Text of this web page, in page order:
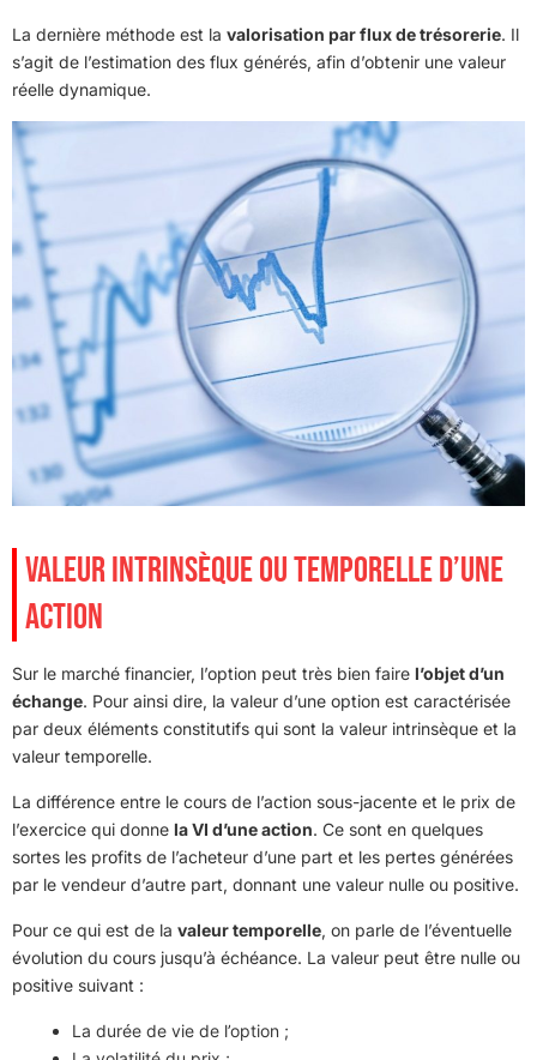
La dernière méthode est la valorisation par flux de trésorerie. Il
s’agit de l’estimation des flux générés, afin d’obtenir une valeur
réelle dynamique.
VALEUR INTRINSÈQUE OU TEMPORELLE D’UNE
ACTION
Sur le marché financier, l’option peut très bien faire l’objet d’un
échange. Pour ainsi dire, la valeur d’une option est caractérisée
par deux éléments constitutifs qui sont la valeur intrinsèque et la
valeur temporelle.
La différence entre le cours de l’action sous-jacente et le prix de
l’exercice qui donne la VI d’une action. Ce sont en quelques
sortes les profits de l’acheteur d’une part et les pertes générées
par le vendeur d’autre part, donnant une valeur nulle ou positive.
Pour ce qui est de la valeur temporelle, on parle de l’éventuelle
évolution du cours jusqu’à échéance. La valeur peut être nulle ou
positive suivant :
La durée de vie de l’option ;